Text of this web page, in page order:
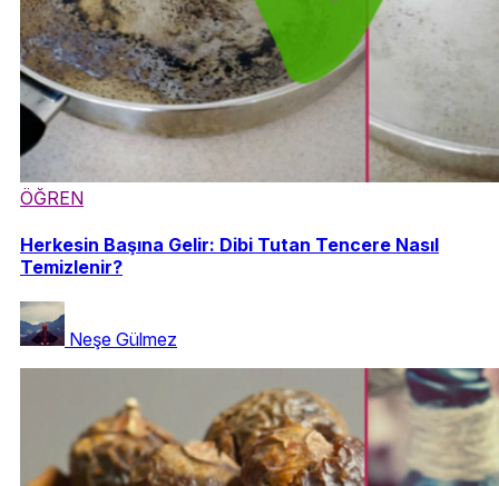
ÖĞREN
Herkesin Başına Gelir: Dibi Tutan Tencere Nasıl
Temizlenir?
Neşe Gülmez